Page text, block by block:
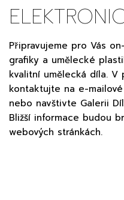
Připravujeme pro Vás
grafiky a umělecké
kvalitní umělecká díla. V
kontaktujte na e-
nebo navštivte Galerii
Bližší informace budou
webových stránkách.